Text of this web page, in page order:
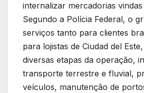
internalizar mercadorias
Segundo a Polícia Federal, o
serviços tanto para clientes
para lojistas de Ciudad del
diversas etapas da operação,
transporte terrestre e fluvial,
veículos, manutenção de